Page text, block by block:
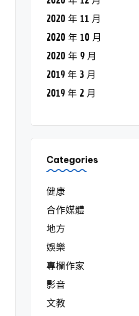
2020 年 11 月
2020 年 10 月
2020 年 9 月
2019 年 3 月
2019 年 2 月
Categories
健康
合作媒體
地方
娛樂
專欄作家
影音
文教